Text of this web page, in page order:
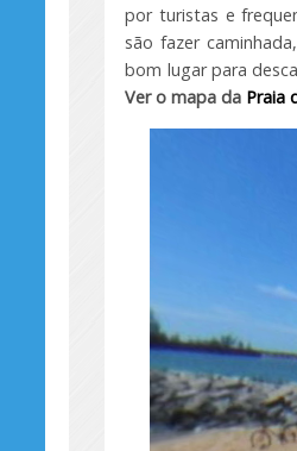
por turistas e
são fazer
bom lugar para
Ver o mapa da Praia